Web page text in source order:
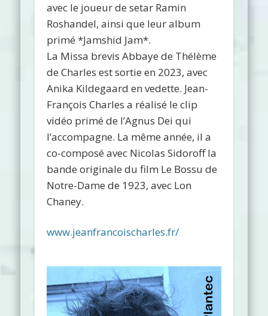
avec le joueur de setar Ramin
Roshandel, ainsi que leur album
primé *Jamshid Jam*.
La Missa brevis Abbaye de Thélème
de Charles est sortie en 2023, avec
Anika Kildegaard en vedette. Jean-
François Charles a réalisé le clip
vidéo primé de l’Agnus Dei qui
l’accompagne. La même année, il a
co-composé avec Nicolas Sidoroff la
bande originale du film Le Bossu de
Notre-Dame de 1923, avec Lon
Chaney.
www.jeanfrancoischarles.fr/